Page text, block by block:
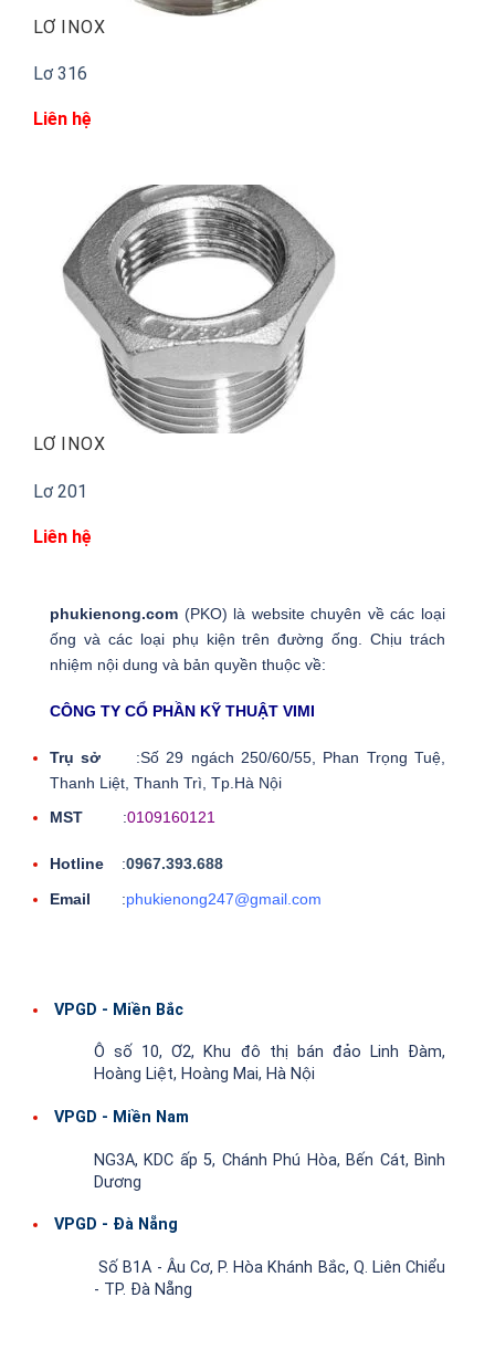
LƠ INOX
Lơ 316
Liên hệ
LƠ INOX
Lơ 201
Liên hệ
phukienong.com (PKO) là website chuyên về các loại
ống và các loại phụ kiện trên đường ống. Chịu trách
nhiệm nội dung và bản quyền thuộc về:
CÔNG TY CỔ PHẦN KỸ THUẬT VIMI
Trụ sở :Số 29 ngách 250/60/55, Phan Trọng Tuệ,
Thanh Liệt, Thanh Trì, Tp.Hà Nội
MST :0109160121
Hotline :0967.393.688
Email :phukienong247@gmail.com
VPGD - Miền Bắc
Ô số 10, Ơ2, Khu đô thị bán đảo Linh Đàm,
Hoàng Liệt, Hoàng Mai, Hà Nội
VPGD - Miền Nam
NG3A, KDC ấp 5, Chánh Phú Hòa, Bến Cát, Bình
Dương
VPGD - Đà Nẵng
Số B1A - Âu Cơ, P. Hòa Khánh Bắc, Q. Liên Chiểu
- TP. Đà Nẵng